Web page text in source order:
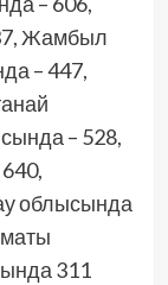
Жамбыл
– 447,
– 528,
облысында
311